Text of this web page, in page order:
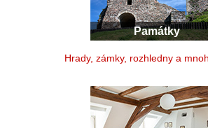
Památky
Hrady, zámky, rozhledny a